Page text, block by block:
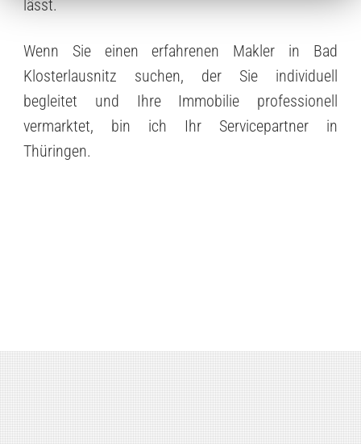
lässt.
Wenn Sie einen erfahrenen Makler in Bad
Klosterlausnitz suchen, der Sie individuell
begleitet und Ihre Immobilie professionell
vermarktet, bin ich Ihr Servicepartner in
Thüringen.